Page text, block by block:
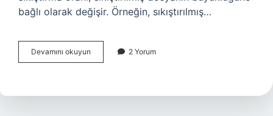
bağlı olarak değişir. Örneğin, sıkıştırılmış…
Devamını okuyun
edilmesi
2 Yorum